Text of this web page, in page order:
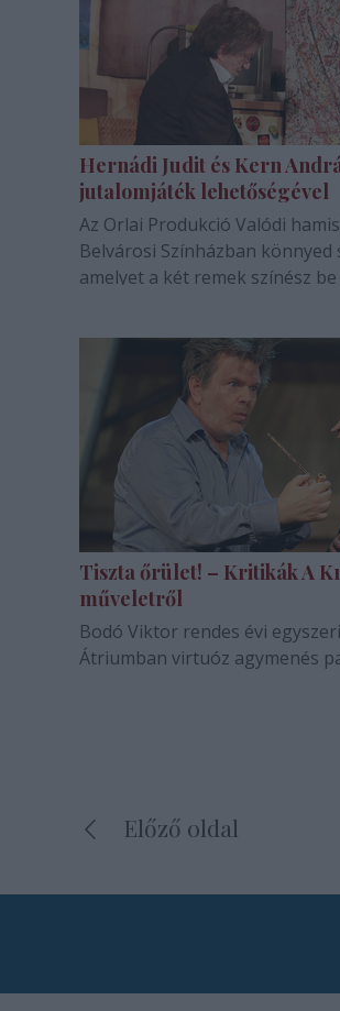
Hernádi Judit és Kern
jutalomjáték lehetőségével
Az Orlai Produkció Valódi
Belvárosi Színházban
amelyet a két remek színész
Tiszta őrület! – Kritikák A
műveletről
Bodó Viktor rendes évi
Átriumban virtuóz agymenés
Előző oldal